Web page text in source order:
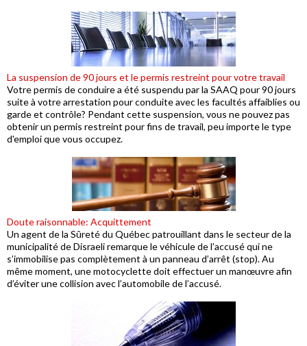
La suspension de 90 jours et le permis restreint pour votre travail
Votre permis de conduire a été suspendu par la SAAQ pour 90 jours
suite à votre arrestation pour conduite avec les facultés affaiblies ou
garde et contrôle? Pendant cette suspension, vous ne pouvez pas
obtenir un permis restreint pour fins de travail, peu importe le type
d'emploi que vous occupez.
Doute raisonnable: Acquittement
Un agent de la Sûreté du Québec patrouillant dans le secteur de la
municipalité de Disraeli remarque le véhicule de l’accusé qui ne
s’immobilise pas complètement à un panneau d’arrêt (stop). Au
même moment, une motocyclette doit effectuer un manœuvre afin
d’éviter une collision avec l’automobile de l’accusé.